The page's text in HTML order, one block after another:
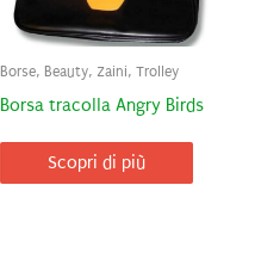
Borse, Beauty, Zaini, Trolley
Borsa tracolla Angry Birds
Scopri di più